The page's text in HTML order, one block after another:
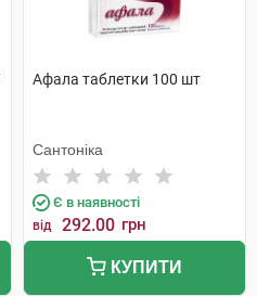
Афала таблетки 100 шт
Сантоніка
Є в наявності
від 292.00 грн
КУПИТИ